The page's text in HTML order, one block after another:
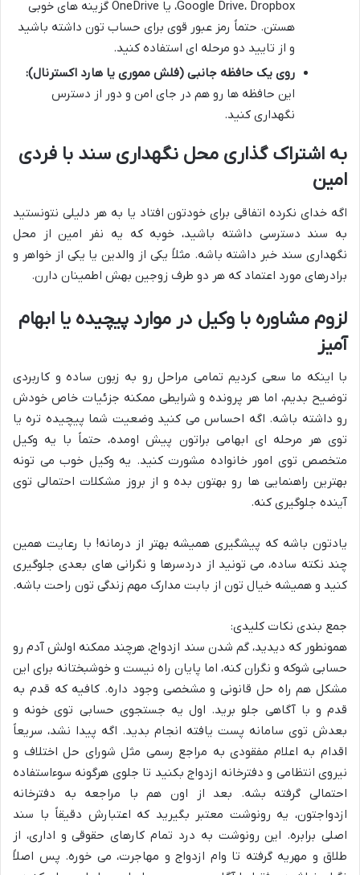
Google Drive، Dropbox، یا OneDrive گزینه های خوبی
هستن. حتماً رمز عبور قوی برای حساب تون داشته باشید
و از تایید دو مرحله ای استفاده کنید.
روی یک حافظه جانبی (فلش مموری یا هارد اکسترنال):
این حافظه ها رو هم در جای امن و دور از دسترس
نگهداری کنید.
به اشتراک گذاری محل نگهداری سند با فردی
امین
اگه خدای نکرده اتفاقی برای خودتون افتاد یا به هر دلیلی نتونستید
به سند دسترسی داشته باشید، خوبه که یه نفر امین از محل
نگهداری سند خبر داشته باشه. مثلاً یکی از والدین یا یکی از خواهر و
برادرهای مورد اعتماد که هر دو طرف زوجین بهش اطمینان دارن.
لزوم مشاوره با وکیل در موارد پیچیده یا ابهام
آمیز
با اینکه ما سعی کردیم تمامی مراحل رو به زبون ساده و کاربردی
توضیح بدیم، اما هر پرونده و شرایطی ممکنه جزئیات خاص خودش
رو داشته باشه. اگه احساس می کنید وضعیت شما پیچیده تره یا
توی هر مرحله ای ابهامی براتون پیش اومده، حتماً با یه وکیل
متخصص توی امور خانواده مشورت کنید. یه وکیل خوب می تونه
بهترین راهنمایی ها رو بهتون بده و از بروز مشکلات احتمالی توی
آینده جلوگیری کنه.
یادتون باشه که پیشگیری همیشه بهتر از درمانه! با رعایت همین
چند نکته ساده، می تونید از دردسرها و نگرانی های بعدی جلوگیری
کنید و همیشه خیال تون از بابت مدارک مهم زندگی تون راحت باشه.
جمع بندی نکات کلیدی:
همونطور که دیدید، گم شدن سند ازدواج، هرچند ممکنه اولش آدم رو
حسابی شوکه و نگران کنه، اما پایان راه نیست و خوشبختانه برای این
مشکل هم راه حل قانونی و مشخصی وجود داره. کافیه که قدم به
قدم و با آگاهی جلو برید. اول یه جستجوی حسابی توی خونه و
بعدش توی سامانه پست یافته انجام بدید. اگه پیدا نشد، سریعاً
اقدام به اعلام مفقودی به مراجع رسمی مثل شورای حل اختلاف و
نیروی انتظامی و دفترخانه ازدواج بکنید تا جلوی هرگونه سوءاستفاده
احتمالی گرفته بشه. بعد از اون هم با مراجعه به دفترخانه
ازدواجتون، یه رونوشت معتبر بگیرید که اعتبارش دقیقاً با سند
اصلی برابره. این رونوشت به درد تمام کارهای حقوقی و اداری، از
طلاق و مهریه گرفته تا وام ازدواج و مهاجرت، می خوره. پس اصلاً